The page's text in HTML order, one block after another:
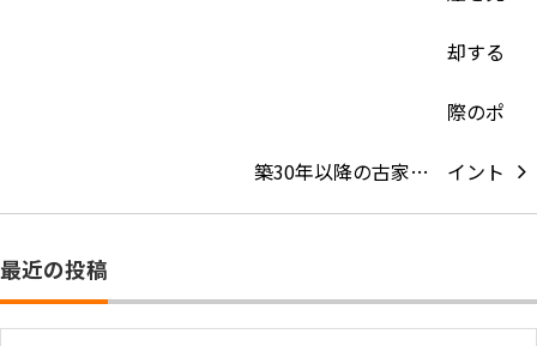
築30年以降の古家…
最近の投稿